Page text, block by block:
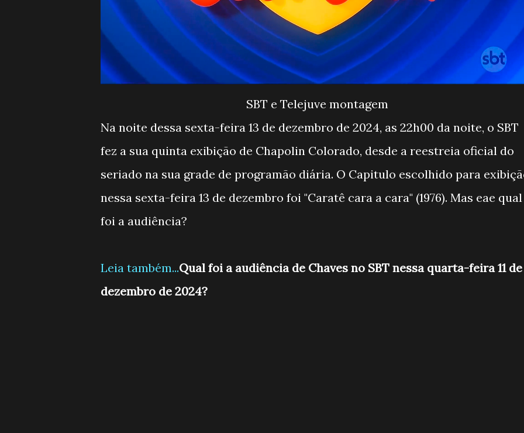
SBT e Telejuve montagem
Na noite dessa sexta-feira 13 de dezembro de 2024, as 22h00 da noite, o SBT
fez a sua quinta exibição de Chapolin Colorado, desde a reestreia oficial do
seriado na sua grade de programão diária. O Capitulo escolhido para
nessa sexta-feira 13 de dezembro foi "Caratê cara a cara" (1976). Mas eae qual
foi a audiência?
Leia também...Qual foi a audiência de Chaves no SBT nessa quarta-feira 11 de
dezembro de 2024?